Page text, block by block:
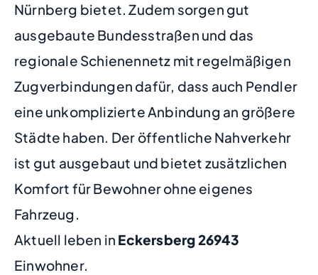
Nürnberg bietet. Zudem sorgen gut
ausgebaute Bundesstraßen und das
regionale Schienennetz mit regelmäßigen
Zugverbindungen dafür, dass auch Pendler
eine unkomplizierte Anbindung an größere
Städte haben. Der öffentliche Nahverkehr
ist gut ausgebaut und bietet zusätzlichen
Komfort für Bewohner ohne eigenes
Fahrzeug.
Aktuell leben in Eckersberg26943
Einwohner.